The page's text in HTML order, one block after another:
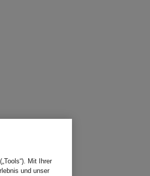
Mit Ihrer
und unser